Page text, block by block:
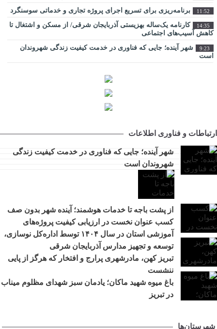
11:52 برنامه‌ریزی برای تسریع اجرای پروژه تجاری و خدماتی سوسنگرد
14:35
کارنامه یک‌ساله بهزیستی آذربایجان شرقی/ از مسکن و اشتغال تا
کاهش آسیب‌های اجتماعی
9:23
شهر آینده؛ جایی که فناوری در خدمت کیفیت زندگی شهروندان
است
عبور از بحران جنگ در سایه همدلی تمامی ارکان حکومت میسر
مجتمع امداد و نجات آزادراه تبریز-سهند در هفته دولت به بهره
12:29
تبریز زیر فشار گرما و مصرف/ هشدار برق درباره روزهای
سرنوشت‌ساز تابستان
11:27 جهاد خدمت در محلات کم‌برخوردار
10:36
اطلاع‌رسانی درست و حرفه‌ای در مواقع بحران، موجب آرامش
افکار عمومی می‌شود
مرکز خدماتی و رفاهی جدید در باغ گلستان راه اندازی می شود
10:30
افزایش محدوده تردد خودروهای ارس‌پلاک به استان‌های شمال و
شمال‌غرب کشور
9:27 رفع مشکلات اراضی فاز ۲ خاوران با جدیت دنبال می‌شود
9:20 از پشت باجه تا خدمات هوشمند؛ آینده شهر بدون صف
11:27
تأکید مدیرعامل سازمان منطقه آزاد ارس بر جایگاه استراتژیک
روابط عمومی
ارتباطات و فناوری اطلاعات
شهر آینده؛ جایی که فناوری در خدمت کیفیت زندگی
شهروندان است
از پشت باجه تا خدمات هوشمند؛ آینده شهر بدون صف
کسب عنوان نخست در ارزیابی کیفیت پروژه‌های
آموزشی استان در سال ۱۴۰۴ توسط اداره‌کل نوسازی،
توسعه و تجهیز مدارس آذربایجان شرقی
تبریز کهن، مادرشهری پرارج و افتخار که هرگز از پایی
ننشست
باغ میوه شهید ماکان؛ یادمان سبز شهدای مظلوم میناب
در تبریز
شهرستان‌ها